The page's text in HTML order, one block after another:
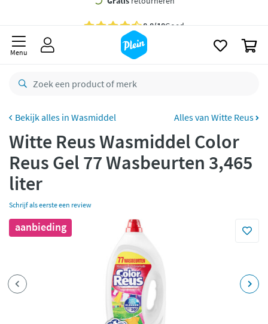
besteld,maandag
retourneren
CO2 neutraal bezorgd
Betaal met Klarna
Menu
Wasmiddel Alles van Witte Reus
Witte Reus Wasmiddel Color
Reus Gel 77 Wasbeurten 3,465
liter
Schrijf als eerste een review
aanbieding